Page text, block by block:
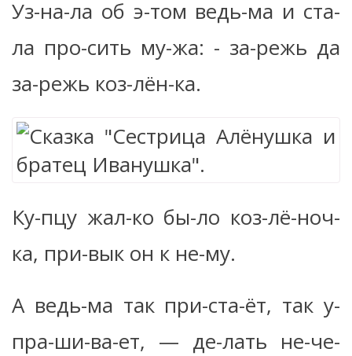
Уз-на-ла об э-том ведь-ма и ста-
ла про-сить му-жа: - за-режь да
за-режь коз-лён-ка.
Ку-пцу жал-ко бы-ло коз-лё-ноч-
ка, при-вык он к не-му.
А ведь-ма так при-ста-ёт, так у-
пра-ши-ва-ет, — де-лать не-че-